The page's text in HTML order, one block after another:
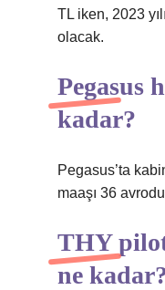
TL iken, 2023
olacak.
Pegasus
kadar?
Pegasus’ta
maaşı 36
THY
ne